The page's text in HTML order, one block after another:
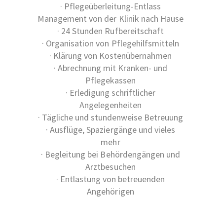
· Pflegeüberleitung-Entlass
Management von der Klinik nach Hause
· 24 Stunden Rufbereitschaft
· Organisation von Pflegehilfsmitteln
· Klärung von Kostenübernahmen
· Abrechnung mit Kranken- und
Pflegekassen
· Erledigung schriftlicher
Angelegenheiten
· Tägliche und stundenweise Betreuung
· Ausflüge, Spaziergänge und vieles
mehr
· Begleitung bei Behördengängen und
Arztbesuchen
· Entlastung von betreuenden
Angehörigen